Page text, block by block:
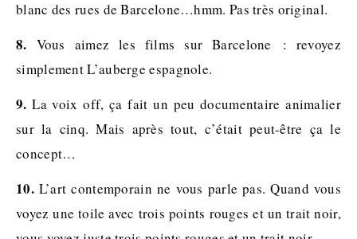
blanc des rues de Barcelone…hmm. Pas très original.
8. Vous aimez les films sur Barcelone : revoyez
simplement L’auberge espagnole.
9. La voix off, ça fait un peu documentaire animalier
sur la cinq. Mais après tout, c’était peut-être ça le
concept…
10.L’art contemporain ne vous parle pas. Quand vous
voyez une toile avec trois points rouges et un trait noir,